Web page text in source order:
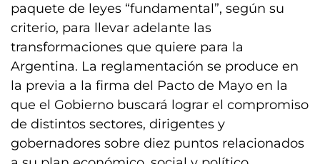
paquete de leyes “fundamental”, según su
criterio, para llevar adelante las
transformaciones que quiere para la
Argentina. La reglamentación se produce en
la previa a la firma del Pacto de Mayo en la
que el Gobierno buscará lograr el compromiso
de distintos sectores, dirigentes y
gobernadores sobre diez puntos relacionados